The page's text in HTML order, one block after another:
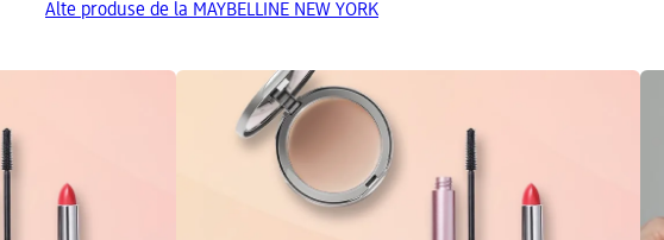
Alte produse de la MAYBELLINE NEW YORK